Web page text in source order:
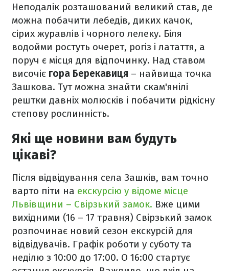
Неподалік розташований великий став, де
можна побачити лебедів, диких качок,
сірих журавлів і чорного лелеку. Біля
водойми ростуть очерет, рогіз і латаття, а
поруч є місця для відпочинку. Над ставом
височіє гора Берекавиця – найвища точка
Зашкова. Тут можна знайти скам'янілі
рештки давніх молюсків і побачити рідкісну
степову рослинність.
Які ще новини вам будуть
цікаві?
Після відвідування села Зашків, вам точно
варто піти на екскурсію у відоме місце
Львівщини – Свірзький замок. Вже цими
вихідними (16 – 17 травня) Свірзький замок
розпочинає новий сезон екскурсій для
відвідувачів. Графік роботи у суботу та
неділю з 10:00 до 17:00. О 16:00 стартує